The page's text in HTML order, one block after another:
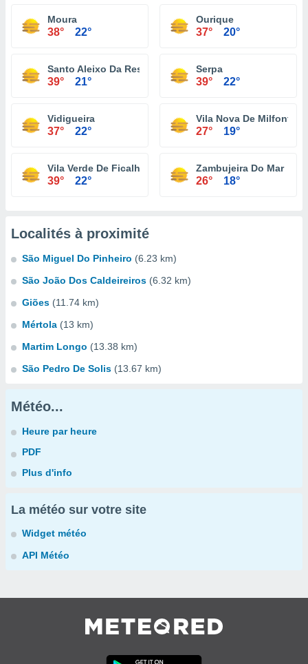
Moura
38° 22°
Ourique
37° 20°
Santo Aleixo Da Restauração
39° 21°
Serpa
39° 22°
Vidigueira
37° 22°
Vila Nova De Milfontes
27° 19°
Vila Verde De Ficalho
39° 22°
Zambujeira Do Mar
26° 18°
Localités à proximité
São Miguel Do Pinheiro (6.23 km)
São João Dos Caldeireiros (6.32 km)
Giões (11.74 km)
Mértola (13 km)
Martim Longo (13.38 km)
São Pedro De Solis (13.67 km)
Météo...
Heure par heure
PDF
Plus d'info
La météo sur votre site
Widget météo
API Météo